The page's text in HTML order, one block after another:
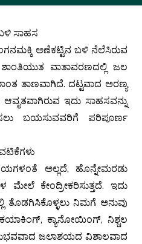
ಸಾಹಸ
ಅಣೆಕಟ್ಟಿನ ಬಳಿ ನೆಲೆಸಿರುವ
ವಾತಾವರಣದಲ್ಲಿ ಜಲ
ತಾಣವಾಗಿದೆ. ದಟ್ಟವಾದ ಅರಣ್ಯ
ಇದು ಸಾಹಸವನ್ನು
ಬಯಸುವವರಿಗೆ ಪರಿಪೂರ್ಣ
ಅಲ್ಲದೆ, ಹೊನ್ನೇಮರಡು
ಕೇಂದ್ರೀಕರಿಸುತ್ತದೆ. ಇದು
ತೊಡಗಿಸಿಕೊಳ್ಳಲು ನಿಮಗೆ ಅನುವು
ಕ್ಯಾನೋಯಿಂಗ್, ನಿಶ್ಚಲ
ಜಲಾಶಯದ ವಿಶಾಲವಾದ